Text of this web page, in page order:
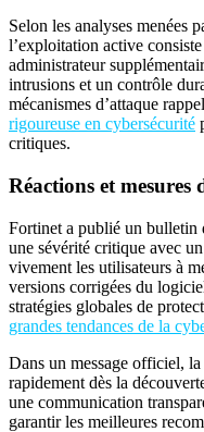
Selon les analyses menées
l’exploitation active
administrateur
intrusions et un contrôle
mécanismes d’attaque
rigoureuse en cybersécurité
critiques.
Réactions et mesures
Fortinet a publié un bulletin
une sévérité critique avec
vivement les utilisateurs à
versions corrigées du
stratégies globales de
grandes tendances de la
Dans un message officiel,
rapidement dès la
une communication
garantir les meilleures